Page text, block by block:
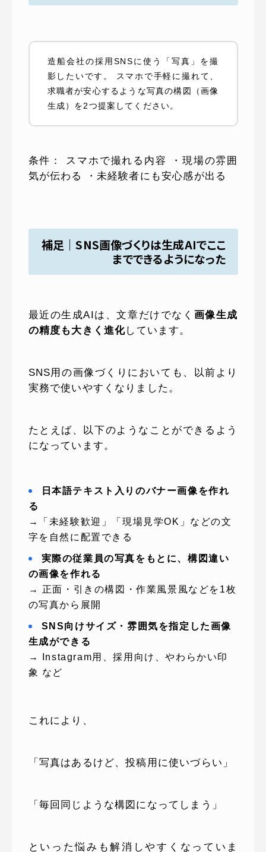
造船会社の採用SNSに使う「写真」を撮
影したいです。 スマホで手軽に撮れて、
求職者が安心するような写真の構図（画像
生成）を2つ提案してください。
条件： スマホで撮れる内容 ・現場の雰囲
気が伝わる ・未経験者にも安心感が出る
補足｜SNS画像づくりは生成AIでここ
までできるようになった
最近の生成AIは、文章だけでなく 画像生成
の精度も大きく進化しています。
SNS用の画像づくりにおいても、以前より
実務で使いやすくなりました。
たとえば、以下のようなことができるよう
になっています。
日本語テキスト入りのバナー画像を作れ
る
→「未経験歓迎」「現場見学OK」などの文
字を自然に配置できる
実際の従業員の写真をもとに、構図違い
の画像を作れる
→ 正面・引きの構図・作業風景風などを1枚
の写真から展開
SNS向けサイズ・雰囲気を指定した画像
生成ができる
→ Instagram用、採用向け、やわらかい印
象 など
これにより、
「写真はあるけど、投稿用に使いづらい」
「毎回同じような構図になってしまう」
といった悩みも解消しやすくなっていま